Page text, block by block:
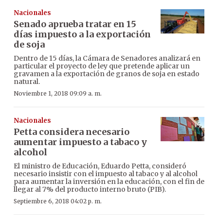
Nacionales
Senado aprueba tratar en 15
días impuesto a la exportación
de soja
Dentro de 15 días, la Cámara de Senadores analizará en
particular el proyecto de ley que pretende aplicar un
gravamen a la exportación de granos de soja en estado
natural.
Noviembre 1, 2018 09:09 a. m.
Nacionales
Petta considera necesario
aumentar impuesto a tabaco y
alcohol
El ministro de Educación, Eduardo Petta, consideró
necesario insistir con el impuesto al tabaco y al alcohol
para aumentar la inversión en la educación, con el fin de
llegar al 7% del producto interno bruto (PIB).
Septiembre 6, 2018 04:02 p. m.